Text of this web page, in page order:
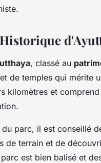
, classé au
de temples qui mérite
kilomètres et
parc, il est conseillé
de terrain et de
est bien balisé et